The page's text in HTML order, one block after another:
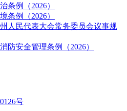
条例（2026）
条例（2026）
人民代表大会常务委员会议事规
防安全管理条例（2026）
号